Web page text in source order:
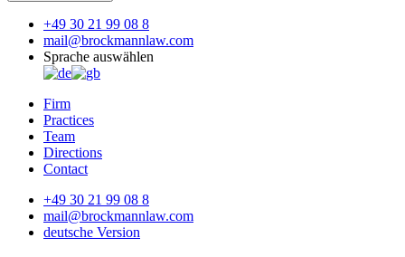
+49 30 21 99 08 8
mail@brockmannlaw.com
Sprache auswählen
Firm
Practices
Team
Directions
Contact
+49 30 21 99 08 8
mail@brockmannlaw.com
deutsche Version